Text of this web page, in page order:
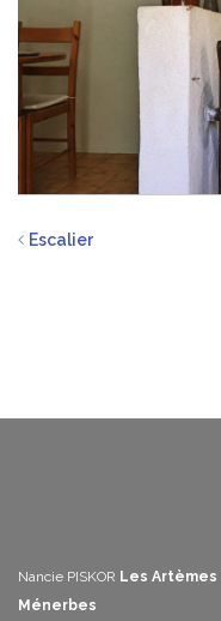
Escalier
Nancie PISKOR Les Artèmes
Ménerbes